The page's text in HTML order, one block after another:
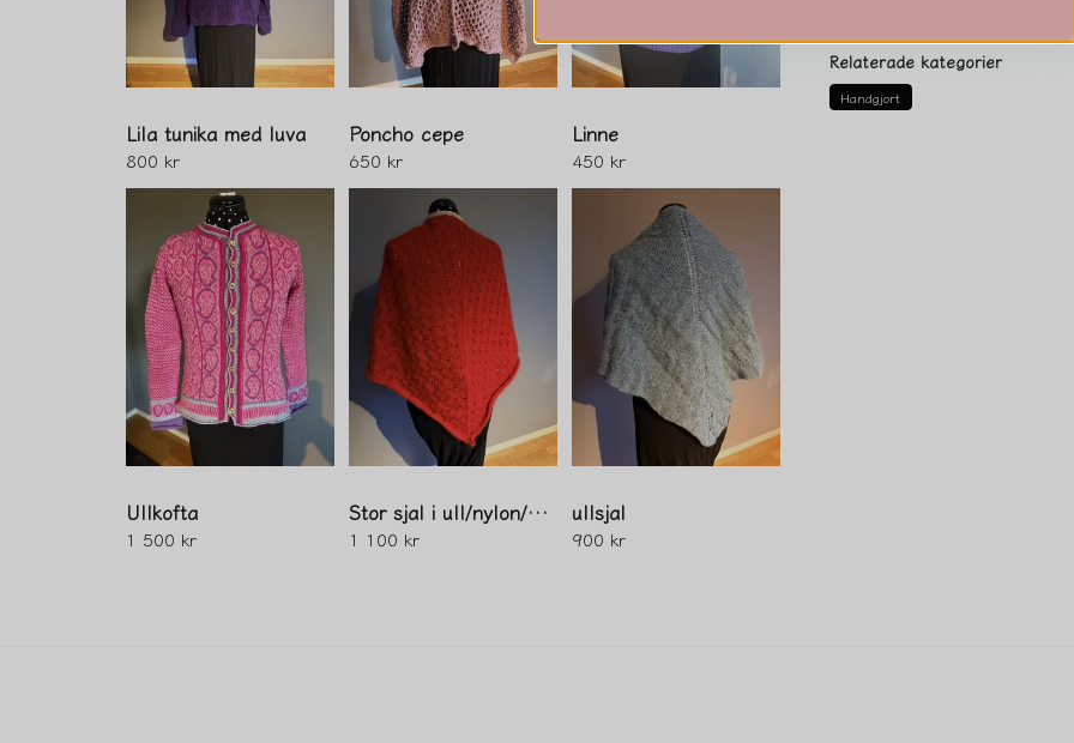
Lila tunika med luva
800 kr
Poncho cepe
650 kr
Linne
450 kr
Ullkofta
1 500 kr
Stor sjal i ull/nylon/mohair
1 100 kr
ullsjal
900 kr
question
Fråga oss något om
Relaterade kategorier
Handgjort